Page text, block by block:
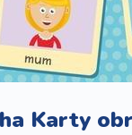
Karty